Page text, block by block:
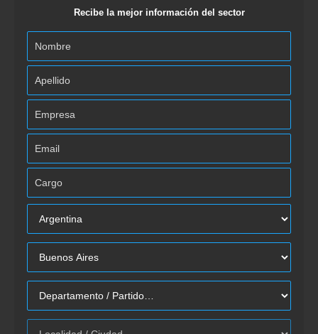
Recibe la mejor información del sector